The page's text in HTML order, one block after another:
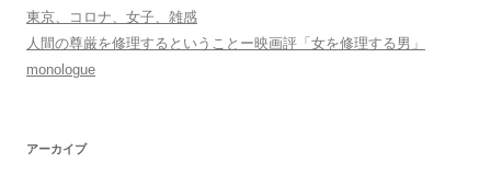
東京、コロナ、女子、雑感
人間の尊厳を修理するということー映画評「女を修理する男」
monologue
アーカイブ